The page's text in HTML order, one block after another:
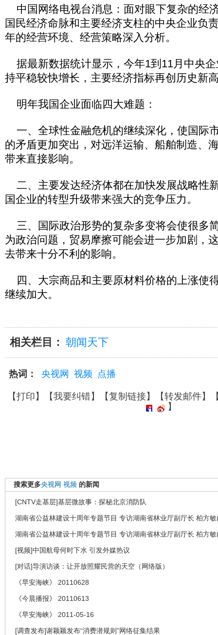
中国网络电视台消息：面对眼下复杂的经
国民经济命脉和主要经济支柱的中央企业负
年的经营环境、经营策略深入分析。
据最新数据统计显示，今年1到11月中央
持平稳较快增长，主要经济指标再创历史新
明年我国企业面临四大难题：
一、全球性金融危机的继续深化，使国际
的矛盾更加突出，对远洋运输、船舶制造、
带来直接影响。
二、主要发达经济体都在加快发展战略性
国企业的转型升级带来强大的竞争压力。
三、国际政治形势的复杂多变将会使很多
为政治问题，贸易摩擦可能会进一步加剧，
去带来十分不利的影响。
四、大宗商品和主要原材料价格的上涨使
继续加大。
相关栏目： 朝闻天下
热词： 央视网 视频 点播
【打印】【我要纠错】【复制链接】【转发邮件】
】
搜索更多央视网 视频 的新闻
[CNTV走基层]基层微故事：探秘北京消防队
湖南省公益林建设十周年专题节目 专访湖南省林业厅副厅长 柏方
湖南省公益林建设十周年专题节目 专访湖南省林业厅副厅长 柏方
[视频]中国航母何时下水 引发外媒热议
[对话]导演访谈：让开放照耀民营的天空（网络版）
《早安海峡》 20110628
《今晨播报》 20110613
《早安海峡》 2011-05-16
[调查发布]谢颖颖发布“消费潜规则”网络征集结果